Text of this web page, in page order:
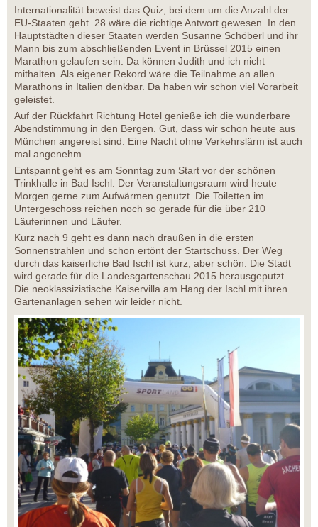
Internationalität beweist das Quiz, bei dem um die Anzahl der
EU-Staaten geht. 28 wäre die richtige Antwort gewesen. In den
Hauptstädten dieser Staaten werden Susanne Schöberl und ihr
Mann bis zum abschließenden Event in Brüssel 2015 einen
Marathon gelaufen sein. Da können Judith und ich nicht
mithalten. Als eigener Rekord wäre die Teilnahme an allen
Marathons in Italien denkbar. Da haben wir schon viel Vorarbeit
geleistet.
Auf der Rückfahrt Richtung Hotel genieße ich die wunderbare
Abendstimmung in den Bergen. Gut, dass wir schon heute aus
München angereist sind. Eine Nacht ohne Verkehrslärm ist auch
mal angenehm.
Entspannt geht es am Sonntag zum Start vor der schönen
Trinkhalle in Bad Ischl. Der Veranstaltungsraum wird heute
Morgen gerne zum Aufwärmen genutzt. Die Toiletten im
Untergeschoss reichen noch so gerade für die über 210
Läuferinnen und Läufer.
Kurz nach 9 geht es dann nach draußen in die ersten
Sonnenstrahlen und schon ertönt der Startschuss. Der Weg
durch das kaiserliche Bad Ischl ist kurz, aber schön. Die Stadt
wird gerade für die Landesgartenschau 2015 herausgeputzt.
Die neoklassizistische Kaiservilla am Hang der Ischl mit ihren
Gartenanlagen sehen wir leider nicht.